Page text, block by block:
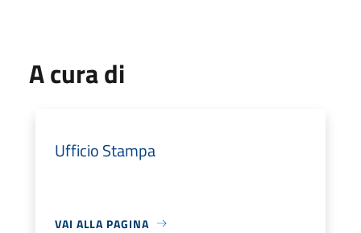
A cura di
Ufficio Stampa
VAI ALLA PAGINA